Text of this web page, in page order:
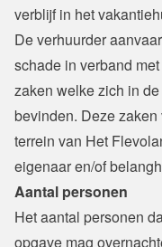
verblijf in het
De verhuurder
schade in verband
zaken welke zich in
bevinden. Deze
terrein van Het
eigenaar en/of
Aantal personen
Het aantal personen
opgave mag